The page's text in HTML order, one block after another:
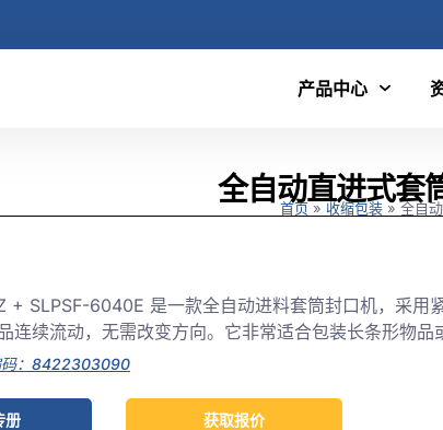
产品中心
全自动直进式套
首页»收缩包装 »全自
+ SLPSF-6040E 是一款全自动进料套筒封口机，采用
连续流动，无需改变方向。它非常适合包装长条形物品
码：8422303090
册 获取报价